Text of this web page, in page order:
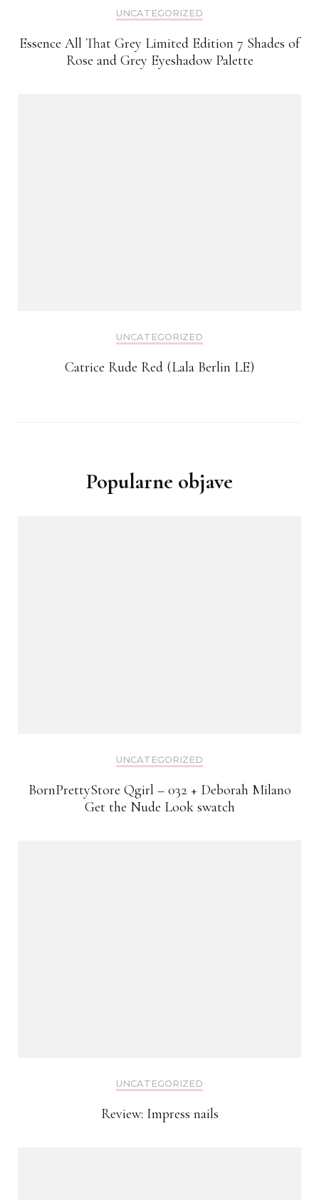
UNCATEGORIZED
Essence All That Grey Limited Edition 7 Shades of
Rose and Grey Eyeshadow Palette
UNCATEGORIZED
Catrice Rude Red (Lala Berlin LE)
Popularne objave
UNCATEGORIZED
BornPrettyStore Qgirl – 032 + Deborah Milano
Get the Nude Look swatch
UNCATEGORIZED
Review: Impress nails